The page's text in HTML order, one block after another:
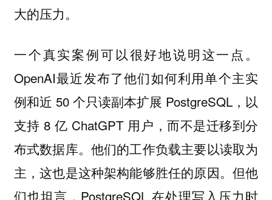
大的压力。
一个真实案例可以很好地说明这一点。
OpenAI最近发布了他们如何利用单个主实
例和近 50 个只读副本扩展 PostgreSQL，以
支持 8 亿 ChatGPT 用户，而不是迁移到分
布式数据库。他们的工作负载主要以读取为
主，这也是这种架构能够胜任的原因。但他
们也坦言，PostgreSQL 在处理写入压力时